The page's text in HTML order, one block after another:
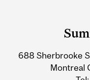
688 Sherbrooke
Montreal